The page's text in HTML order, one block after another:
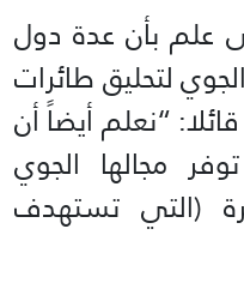
علم بأن عدة دول
لتحليق طائرات
“نعلم أيضاً أن
مجالها الجوي
(التي تستهدف